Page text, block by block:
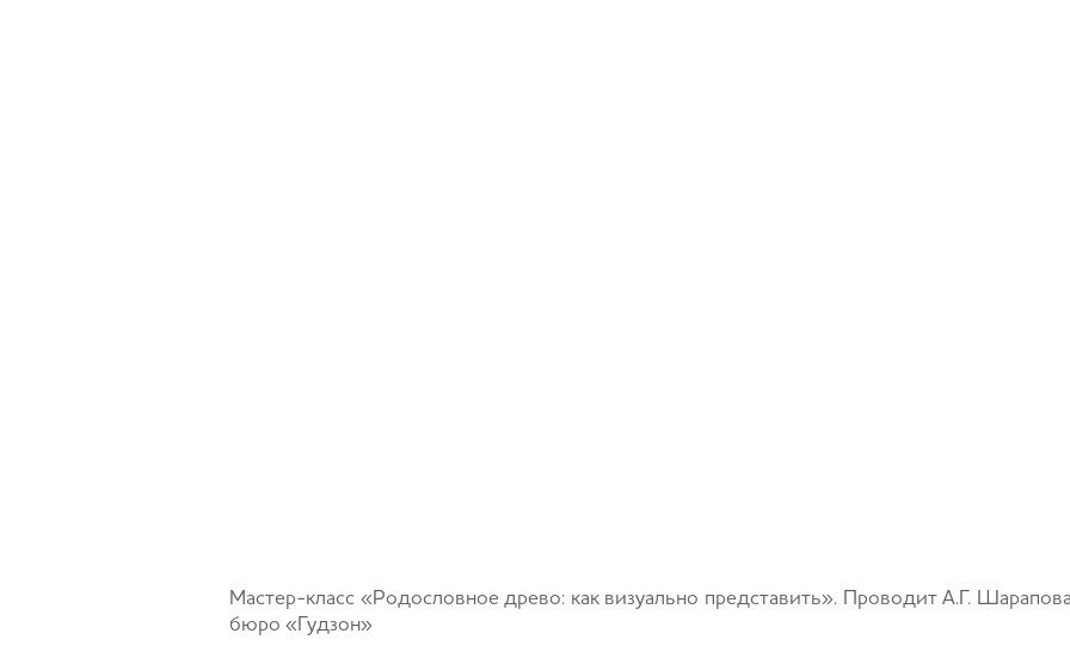
Мастер-класс «Родословное древо: как визуально представить». Проводит А.Г.
бюро «Гудзон»